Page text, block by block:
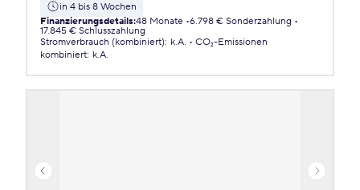
in 4 bis 8 Wochen
Finanzierungsdetails:48 Monate 6.798 € Sonderzahlung
17.845 € Schlusszahlung
Stromverbrauch (kombiniert): k.A.
CO₂-Emissionen
kombiniert: k.A.